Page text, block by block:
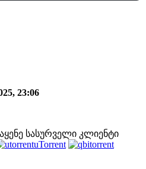
23:06
სასურველი კლიენტი
uTorrent